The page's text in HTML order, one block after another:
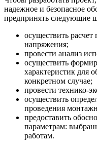
надежное и безопасное
предпринять следующие
осуществить
напряжения;
провести анализ
осуществить
характеристик для
конкретном случае;
провести технико-
осуществить
проведения
предоставить
параметрам:
работам.